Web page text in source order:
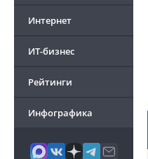
Интернет
ИТ-бизнес
Рейтинги
Инфографика